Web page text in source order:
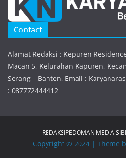
Contact
Alamat Redaksi : Kepuren
Macan 5, Kelurahan Kapuren,
Serang – Banten, Email :
: 087772444412
REDAKSIPEDOMAN MEDIA
Copyright © 2024 | Theme